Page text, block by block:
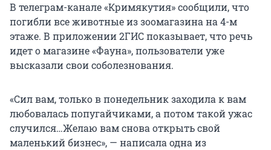
В телеграм-канале «Кримякутия» сообщили, что
погибли все животные из зоомагазина на 4-м
этаже. В приложении 2ГИС показывает, что речь
идет о магазине «Фауна», пользователи уже
высказали свои соболезнования.
«Сил вам, только в понедельник заходила к вам
любовалась попугайчиками, а потом такой ужас
случился…Желаю вам снова открыть свой
маленький бизнес», — написала одна из